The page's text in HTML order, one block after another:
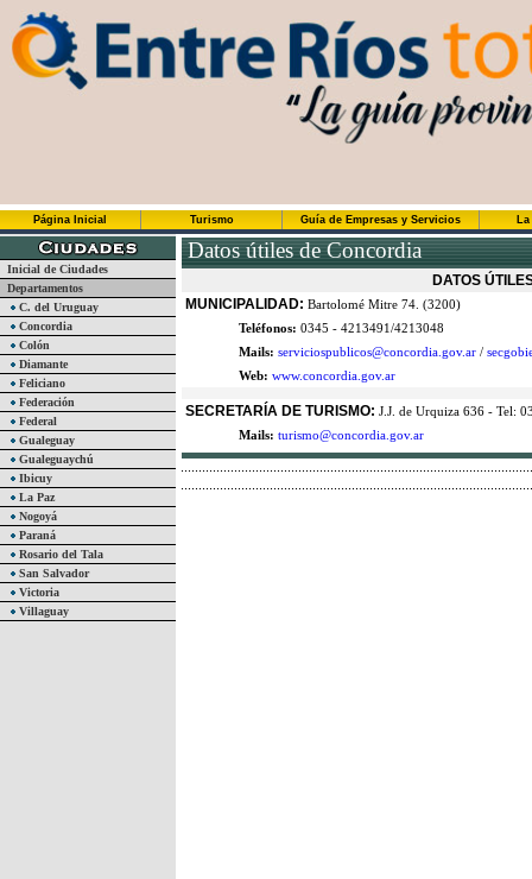
Página Inicial Turismo Guía de Empresas y Servicios
Inicial de Ciudades
Departamentos
C. del Uruguay
Concordia
Colón
Diamante
Feliciano
Federación
Federal
Gualeguay
Gualeguaychú
Ibicuy
La Paz
Nogoyá
Paraná
Rosario del Tala
San Salvador
Victoria
Villaguay
Datos útiles de Concordia
DATOS
MUNICIPALIDAD: Bartolomé Mitre 74. (3200)
Teléfonos: 0345 - 4213491/4213048
Mails: serviciospublicos@concordia.gov.ar /
Web: www.concordia.gov.ar
SECRETARÍA DE TURISMO: J.J. de Urquiza 636 - Tel:
Mails: turismo@concordia.gov.ar